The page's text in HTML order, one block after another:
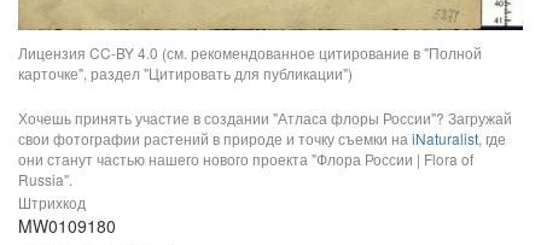
Лицензия CC-BY 4.0 (см. рекомендованное цитирование в "Полной
карточке", раздел "Цитировать для публикации")
Хочешь принять участие в создании "Атласа флоры России"? Загружай
свои фотографии растений в природе и точку съемки на iNaturalist, где
они станут частью нашего нового проекта "Флора России | Flora of
Russia".
Штрихкод
MW0109180